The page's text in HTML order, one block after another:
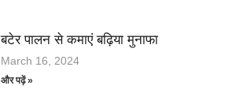
बटेर पालन से कमाएं बढ़िया मुनाफा
March 16, 2024
और पढ़ें »